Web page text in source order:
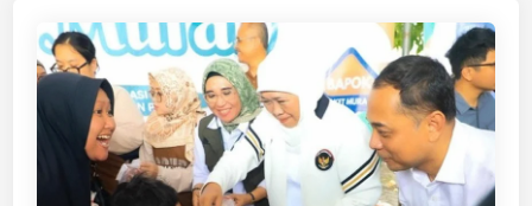
r
M
u
r
a
h
a
r
u
n